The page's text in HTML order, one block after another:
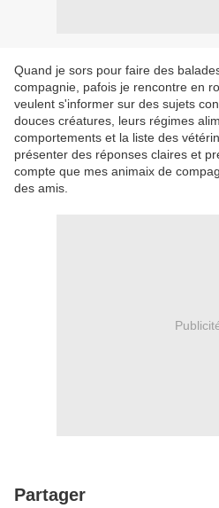
Quand je sors pour faire des
compagnie, pafois je rencontre en
veulent s'informer sur des sujets
douces créatures, leurs régimes
comportements et la liste des
présenter des réponses claires et
compte que mes animaix de
des amis.
Partager